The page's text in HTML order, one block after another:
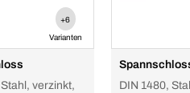
+6
Varianten
verzinkt,
DIN 1480,